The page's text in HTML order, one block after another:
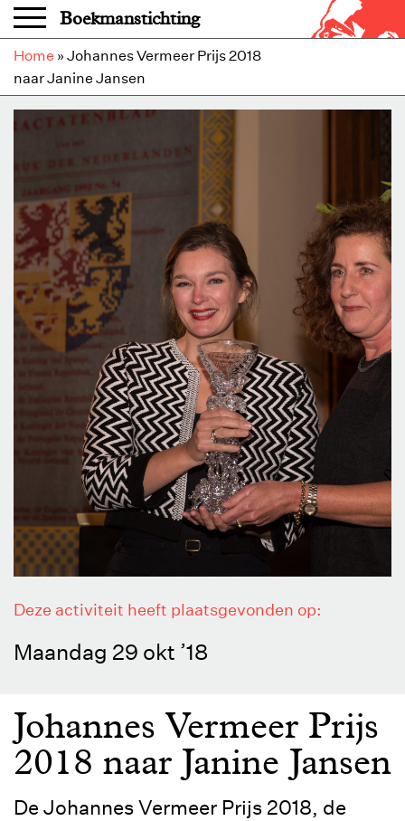
Overslaan en naar de inhoud gaan
Boekmanstichting
Home » Johannes Vermeer Prijs 2018
naar Janine Jansen
Deze activiteit heeft plaatsgevonden op:
Maandag 29 okt ’18
Johannes Vermeer Prijs
2018 naar Janine Jansen
De Johannes Vermeer Prijs 2018, de